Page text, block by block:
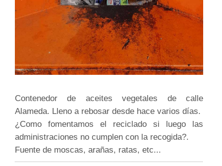
Contenedor de aceites vegetales de calle
Alameda. Lleno a rebosar desde hace varios días.
¿Como fomentamos el reciclado si luego las
administraciones no cumplen con la recogida?.
Fuente de moscas, arañas, ratas, etc...